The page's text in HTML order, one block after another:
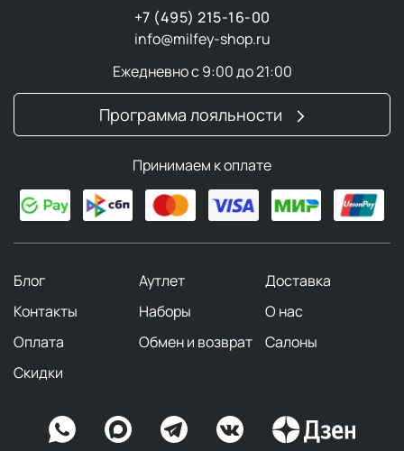
+7 (495) 215-16-00
info@milfey-shop.ru
Ежедневно с 9:00 до 21:00
Программа лояльности
Принимаем к оплате
Блог Аутлет
Доставка
Контакты
Наборы
О нас
Оплата
Обмен и возврат
Салоны
Скидки